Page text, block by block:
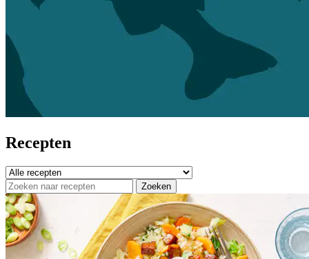
Recepten
Zoeken